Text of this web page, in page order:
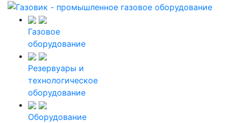
Газовое
оборудование
Резервуары и
технологическое
оборудование
Оборудование